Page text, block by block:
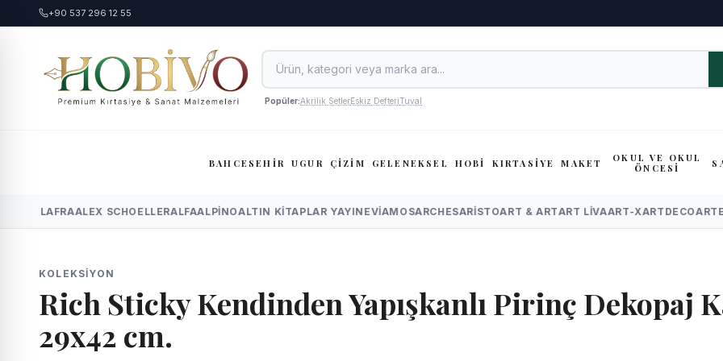
+90 537 296 12 55
Popüler:Akrilik SetlerEskiz DefteriTuval
BAHCESEHİR UGUR ÇİZİM GELENEKSEL HOBİ KIRTASİYE MAKET
OKUL VE OKUL
ÖNCESİ
AFRAALEX SCHOELLERALFAALPINOALTIN KITAPLAR YAYINEVIAMOS ARCHESARISTOART & ARTART LIVAART-XARTDECO
KOLEKSIYON
Rich Sticky Kendinden Yapışkanlı Pirinç Dekopaj
29x42 cm.